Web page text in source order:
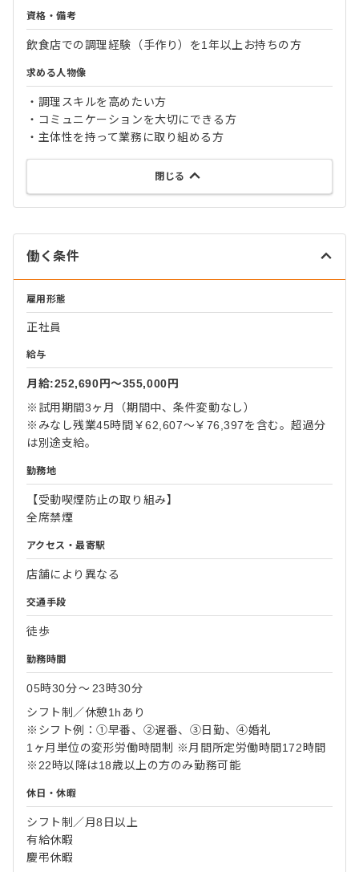
資格・備考
飲食店での調理経験（手作り）を1年以上お持ちの方
求める人物像
・調理スキルを高めたい方
・コミュニケーションを大切にできる方
・主体性を持って業務に取り組める方
閉じる
働く条件
雇用形態
正社員
給与
月給:252,690円〜355,000円
※試用期間3ヶ月（期間中、条件変動なし）
※みなし残業45時間￥62,607～￥76,397を含む。超過分
は別途支給。
勤務地
【受動喫煙防止の取り組み】
全席禁煙
アクセス・最寄駅
店舗により異なる
交通手段
徒歩
勤務時間
05時30分〜 23時30分
シフト制／休憩1hあり
※シフト例：①早番、②遅番、③日勤、④婚礼
1ヶ月単位の変形労働時間制 ※月間所定労働時間172時間
※22時以降は18歳以上の方のみ勤務可能
休日・休暇
シフト制／月8日以上
有給休暇
慶弔休暇